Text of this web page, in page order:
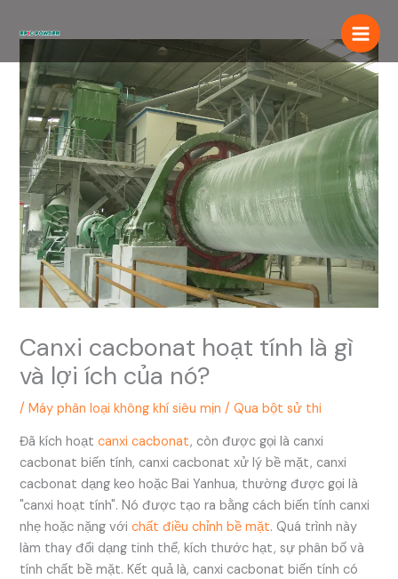
đến
dung
Canxi cacbonat hoạt tính là gì
và lợi ích của nó?
/Máy phân loại không khí siêu mịn / Quabột sử thi
Đã kích hoạtcanxi cacbonat, còn được gọi là canxi
cacbonat biến tính, canxi cacbonat xử lý bề mặt, canxi
cacbonat dạng keo hoặc Bai Yanhua, thường được gọi là
"canxi hoạt tính". Nó được tạo ra bằng cách biến tính canxi
nhẹ hoặc nặng vớichất điều chỉnh bề mặt. Quá trình này
làm thay đổi dạng tinh thể, kích thước hạt, sự phân bố và
tính chất bề mặt. Kết quả là, canxi cacbonat biến tính có